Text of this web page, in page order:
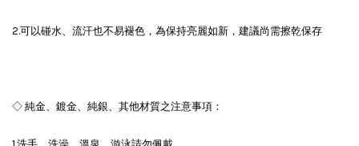
2.可以碰水、流汗也不易褪色，為保持亮麗如新，建議尚需擦乾保存
◇ 純金、鍍金、純銀、其他材質之注意事項：